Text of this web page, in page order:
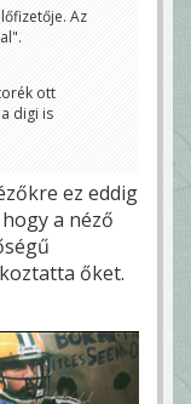
Az
ott
digi is
ez eddig
a néző
őket.